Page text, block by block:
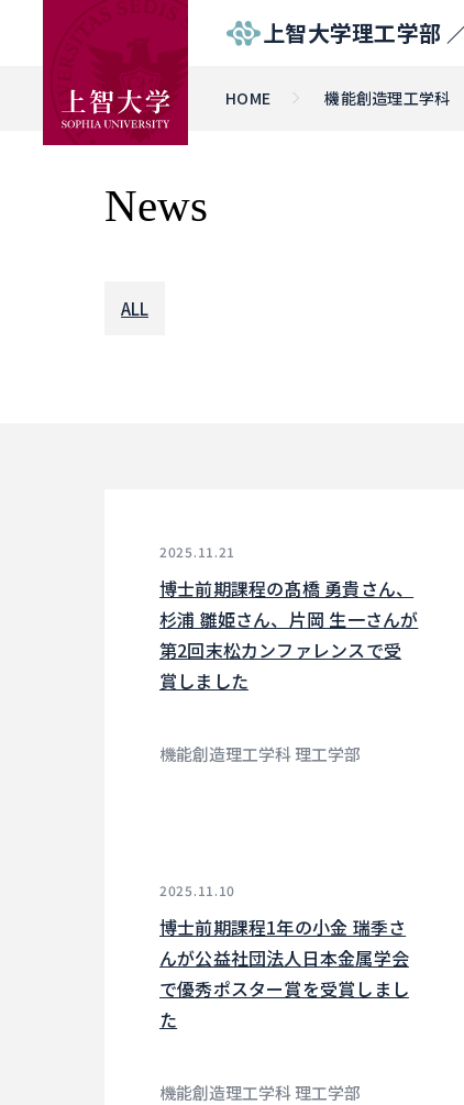
上智大学理工学部
HOME 機能創造理工学科
News
ALL
2025.11.21
博士前期課程の髙橋 勇貴さん、
杉浦 雛姫さん、片岡 生一さんが
第2回末松カンファレンスで受
賞しました
機能創造理工学科 理工学部
2025.11.10
博士前期課程1年の小金 瑞季さ
んが公益社団法人日本金属学会
で優秀ポスター賞を受賞しまし
た
機能創造理工学科 理工学部